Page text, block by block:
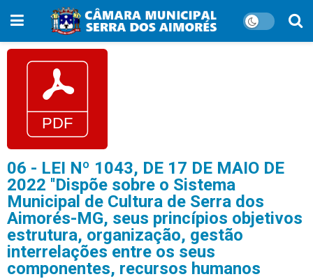
06 - LEI Nº 1043, DE 17 DE MAIO DE
2022 ''Dispõe sobre o Sistema
Municipal de Cultura de Serra dos
Aimorés-MG, seus princípios objetivos
estrutura, organização, gestão
interrelações entre os seus
componentes, recursos humanos